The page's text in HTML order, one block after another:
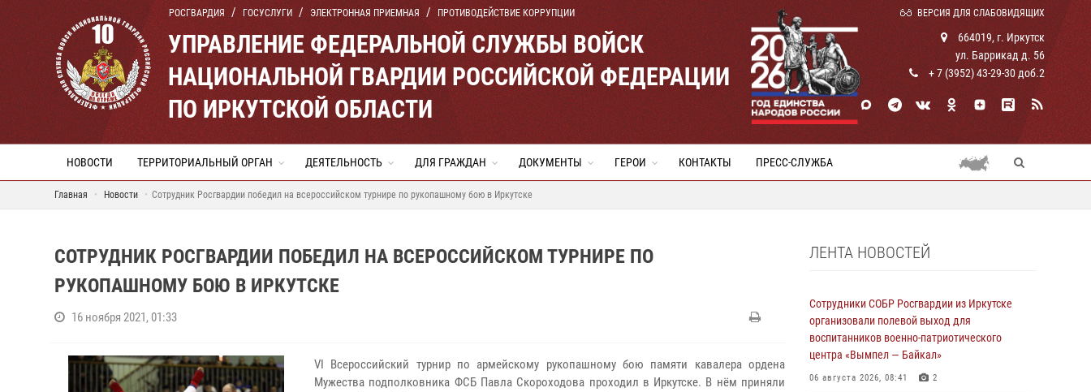
РОСГВАРДИЯ ГОСУСЛУГИ ЭЛЕКТРОННАЯ ПРИЕМНАЯ ПРОТИВОДЕЙСТВИЕ КОРРУПЦИИ ВЕРСИЯ ДЛЯ СЛАБОВИДЯЩИХ
УПРАВЛЕНИЕ ФЕДЕРАЛЬНОЙ СЛУЖБЫ ВОЙСК
НАЦИОНАЛЬНОЙ ГВАРДИИ РОССИЙСКОЙ ФЕДЕРАЦИИ
ПО ИРКУТСКОЙ ОБЛАСТИ
664019, г. Иркутск
ул. Баррикад д. 56
+ 7 (3952) 43-29-30 доб.2
НОВОСТИ ТЕРРИТОРИАЛЬНЫЙ ОРГАН ДЕЯТЕЛЬНОСТЬ ДЛЯ ГРАЖДАН ДОКУМЕНТЫ ГЕРОИ КОНТАКТЫ ПРЕСС-СЛУЖБА
Главная Новости Сотрудник Росгвардии победил на всероссийском турнире по рукопашному бою в Иркутске
СОТРУДНИК РОСГВАРДИИ ПОБЕДИЛ НА ВСЕРОССИЙСКОМ ТУРНИРЕ ПО
РУКОПАШНОМУ БОЮ В ИРКУТСКЕ
16 ноября 2021, 01:33
VI Всероссийский турнир по армейскому рукопашному бою памяти кавалера ордена
Мужества подполковника ФСБ Павла Скороходова проходил в Иркутске. В нём приняли
ЛЕНТА НОВОСТЕЙ
Сотрудники СОБР Росгвардии из Иркутске
организовали полевой выход для
воспитанников военно-патриотического
центра «Вымпел — Байкал»
06 августа 2026, 08:41 2